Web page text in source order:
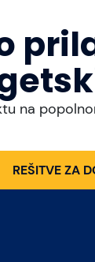
na
REŠITVE ZA